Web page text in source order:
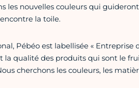
les nouvelles couleurs qui
la toile.
Pébéo est labellisée «
la qualité des produits qui sont le
cherchons les couleurs, les